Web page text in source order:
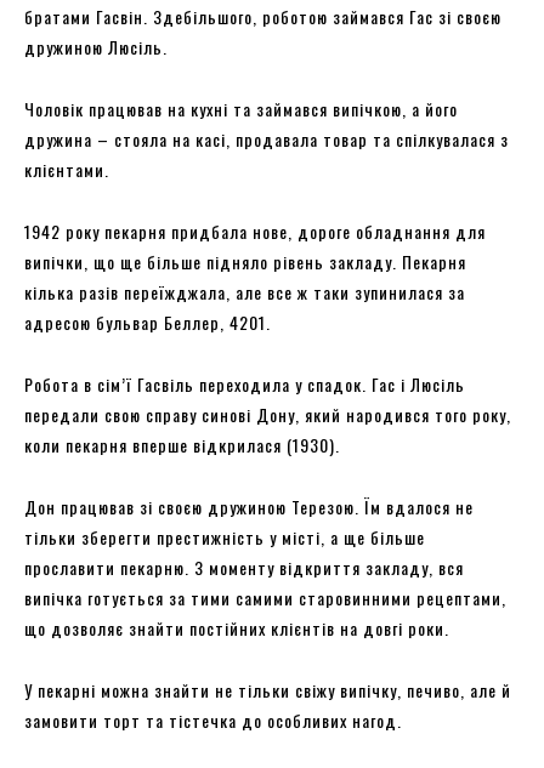
братами Гасвін. Здебільшого, роботою займався Гас зі своєю
дружиною Люсіль.
Чоловік працював на кухні та займався випічкою, а його
дружина – стояла на касі, продавала товар та спілкувалася з
клієнтами.
1942 року пекарня придбала нове, дороге обладнання для
випічки, що ще більше підняло рівень закладу. Пекарня
кілька разів переїжджала, але все ж таки зупинилася за
адресою бульвар Беллер, 4201.
Робота в сім’ї Гасвіль переходила у спадок. Гас і Люсіль
передали свою справу синові Дону, який народився того року,
коли пекарня вперше відкрилася (1930).
Дон працював зі своєю дружиною Терезою. Їм вдалося не
тільки зберегти престижність у місті, а ще більше
прославити пекарню. З моменту відкриття закладу, вся
випічка готується за тими самими старовинними рецептами,
що дозволяє знайти постійних клієнтів на довгі роки.
У пекарні можна знайти не тільки свіжу випічку, печиво, але й
замовити торт та тістечка до особливих нагод.